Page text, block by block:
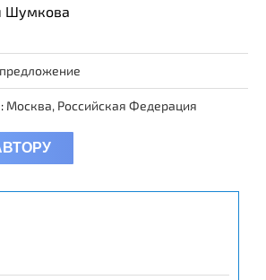
Шумкова
Москва, Российская Федерация